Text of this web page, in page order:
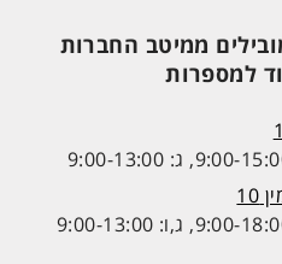
ממיטב החברות
למספרות